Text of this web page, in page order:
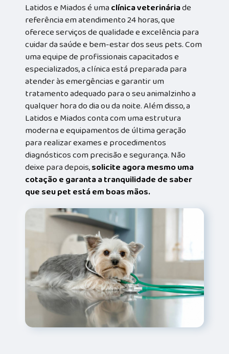
Latidos e Miados é umaclínica veterináriade
referência em atendimento 24 horas, que
oferece serviços de qualidade e excelência para
cuidar da saúde e bem-estar dos seus pets. Com
uma equipe de profissionais capacitados e
especializados, a clínica está preparada para
atender às emergências e garantir um
tratamento adequado para o seu animalzinho a
qualquer hora do dia ou da noite. Além disso, a
Latidos e Miados conta com uma estrutura
moderna e equipamentos de última geração
para realizar exames e procedimentos
diagnósticos com precisão e segurança. Não
deixe para depois,solicite agora mesmo uma
cotação e garanta a tranquilidade de saber
que seu pet está em boas mãos.